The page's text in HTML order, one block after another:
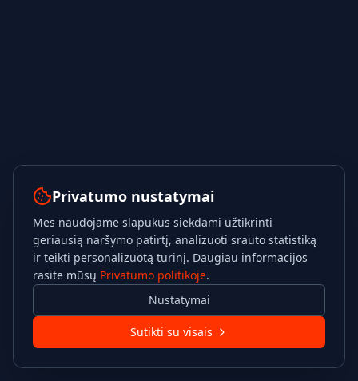
Privatumo nustatymai
Mes naudojame slapukus siekdami užtikrinti
geriausią naršymo patirtį, analizuoti srauto statistiką
ir teikti personalizuotą turinį. Daugiau informacijos
rasite mūsų Privatumo politikoje.
Nustatymai
Sutikti su visais